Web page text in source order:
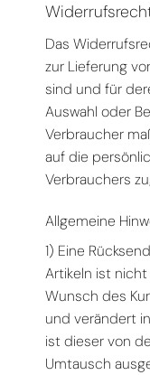
Das
zur Lieferung
sind und für
Auswahl oder
Verbraucher
auf die
Verbrauchers
Allgemeine
1) Eine
Artikeln ist
Wunsch des
und verändert
ist dieser von
Umtausch